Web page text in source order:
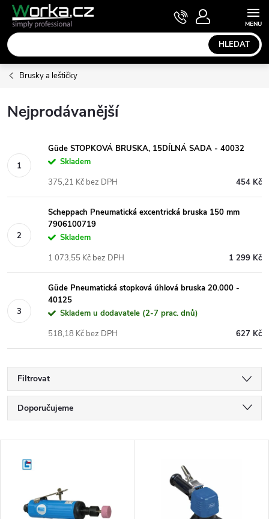
Přejít
obsah
HLEDAT
NÁKUPNÍ
KOŠÍK
Brusky a leštičky
Nejprodávanější
Güde STOPKOVÁ BRUSKA, 15DÍLNÁ SADA - 40032
Skladem
454 Kč
375,21 Kč bez DPH
Scheppach Pneumatická excentrická bruska 150 mm
7906100719
Skladem
1 299 Kč
1 073,55 Kč bez DPH
Güde Pneumatická stopková úhlová bruska 20.000 -
40125
Skladem u dodavatele (2-7 prac. dnů)
627 Kč
518,18 Kč bez DPH
Filtrovat
Ř
a
Doporučujeme
Abecedně
V